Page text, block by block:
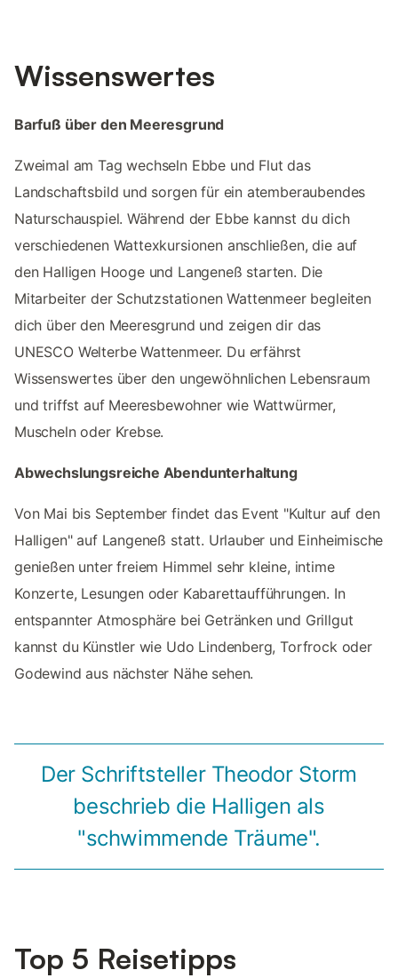
Wissenswertes
Barfuß über den Meeresgrund
Zweimal am Tag wechseln Ebbe und Flut das
Landschaftsbild und sorgen für ein atemberaubendes
Naturschauspiel. Während der Ebbe kannst du dich
verschiedenen Wattexkursionen anschließen, die auf
den Halligen Hooge und Langeneß starten. Die
Mitarbeiter der Schutzstationen Wattenmeer begleiten
dich über den Meeresgrund und zeigen dir das
UNESCO Welterbe Wattenmeer. Du erfährst
Wissenswertes über den ungewöhnlichen Lebensraum
und triffst auf Meeresbewohner wie Wattwürmer,
Muscheln oder Krebse.
Abwechslungsreiche Abendunterhaltung
Von Mai bis September findet das Event "Kultur auf den
Halligen" auf Langeneß statt. Urlauber und Einheimische
genießen unter freiem Himmel sehr kleine, intime
Konzerte, Lesungen oder Kabarettaufführungen. In
entspannter Atmosphäre bei Getränken und Grillgut
kannst du Künstler wie Udo Lindenberg, Torfrock oder
Godewind aus nächster Nähe sehen.
Der Schriftsteller Theodor Storm
beschrieb die Halligen als
"schwimmende Träume".
Top 5 Reisetipps